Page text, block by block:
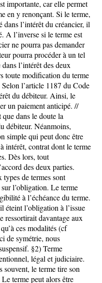
importante, car elle permet
en y renonçant. Si le terme,
dans l’intérêt du créancier, il
A l’inverse si le terme est
ne pourra pas demander
pourra procéder à un tel
l’intérêt des deux
toute modification du terme
l’article 1187 du Code
du débiteur. Ainsi, le
un paiement anticipé. //
dans le doute la
débiteur. Néanmoins,
simple qui peut donc être
intérêt, contrat dont le terme
Dès lors, tout
des deux parties.
de termes sont
l’obligation. Le terme
à l’échéance du terme.
éteint l’obligation à l’issue
ressortirait davantage aux
ces modalités (cf
de symétrie, nous
§2) Terme
légal et judiciaire.
le terme tire son
terme peut alors être